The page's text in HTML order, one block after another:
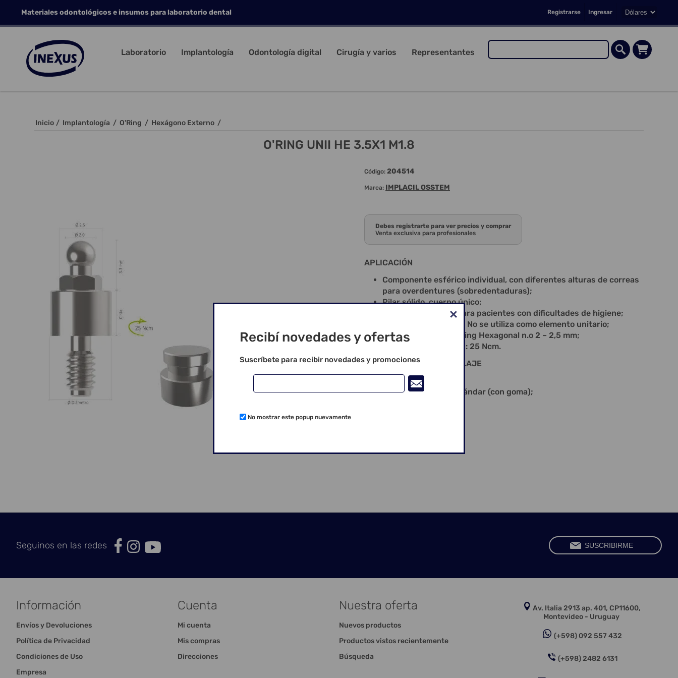
Registrarse Ingresar
Materiales odontológicos e insumos para laboratorio dental
Laboratorio Implantología Odontología digital Cirugía y varios Representantes
Inicio / Implantología / O'Ring / Hexágono Externo /
O'RING UNII HE 3.5X1 M1.8
Código: 204514
Marca: IMPLACIL OSSTEM
Debes registrarte para ver precios y comprar
Venta exclusiva para profesionales
APLICACIÓN
Componente esférico individual, con diferentes alturas de correas
para overdentures (sobredentaduras);
Pilar sólido, cuerpo único;
También adecuado para pacientes con dificultades de higiene;
Necesita paralelismo; No se utiliza como elemento unitario;
Instalación: Llave O-ring Hexagonal n.o 2 – 2,5 mm;
Torque de instalación: 25 Ncm.
COMPOSICIÓN DEL EMBALAJE
Componente O-ring;
Cápsula Metálica Estándar (con goma);
Seguinos en las redes
Información
Envíos y Devoluciones
Política de Privacidad
Condiciones de Uso
Empresa
Cuenta
Mi cuenta
Mis compras
Direcciones
Nuestra oferta
Nuevos productos
Productos vistos recientemente
Búsqueda
Av. Italia 2913 ap. 401, CP11600,
Montevideo - Uruguay
(+598) 092 557 432
(+598) 2482 6131
Recibí novedades y ofertas
Suscríbete para recibir novedades y promociones
No mostrar este popup nuevamente